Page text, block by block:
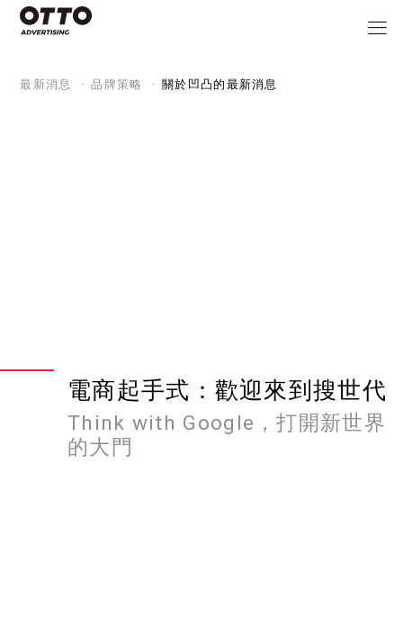
最新消息 品牌策略 關於凹凸的最新消息
電商起手式：歡迎來到搜世代
Think with Google，打開新世界
的大門